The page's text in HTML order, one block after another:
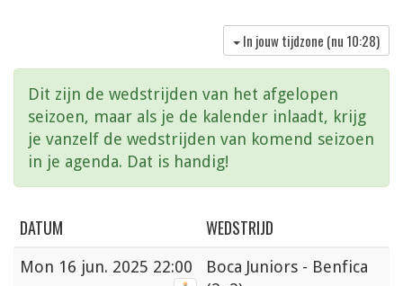
In jouw tijdzone (nu 10:28)
Dit zijn de wedstrijden van het afgelopen
seizoen, maar als je de kalender inlaadt, krijg
je vanzelf de wedstrijden van komend seizoen
in je agenda. Dat is handig!
DATUM WEDSTRIJD
Mon 16 jun. 2025 22:00
Boca Juniors - Benfica